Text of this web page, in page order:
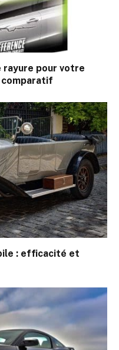
rayure pour votre
comparatif
: efficacité et